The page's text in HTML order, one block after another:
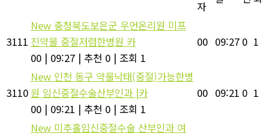
자
3111
New 충청북도보은군 우먼온리원 미프
진약물 중절저렴한병원 카
00 | 09:27 | 추천 0 | 조회 1
00 09:27 0 1
3110
New 인천 동구 약물낙태(중절)가능한병
원 임신중절수술산부인과 |카
00 | 09:21 | 추천 0 | 조회 1
00 09:21 0 1
New 미추홀임신중절수술 산부인과 여